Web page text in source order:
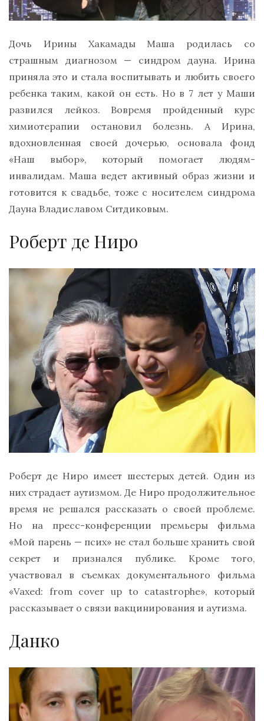
Дочь Ирины Хакамады Маша родилась со
страшным диагнозом — синдром дауна. Ирина
приняла это и стала воспитывать и любить своего
ребенка таким, какой он есть. Но в 7 лет у Маши
развился лейкоз. Вовремя пройденный курс
химиотерапии остановил болезнь. А Ирина,
вдохновленная своей дочерью, основала фонд
«Наш выбор», который помогает людям-
инвалидам. Маша ведет активный образ жизни и
готовится к свадьбе, тоже с носителем синдрома
Дауна Владиславом Ситдиковым.
Роберт де Ниро
Роберт де Ниро имеет шестерых детей. Один из
них страдает аутизмом. Де Ниро продолжительное
время не решался рассказать о своей проблеме.
Но на пресс-конференции премьеры фильма
«Мой парень — псих» не стал больше хранить свой
секрет и признался публике. Кроме того,
участвовал в съемках документального фильма
«Vaxed: from cover up to catastrophe», который
рассказывает о связи вакцинирования и аутизма.
Данко